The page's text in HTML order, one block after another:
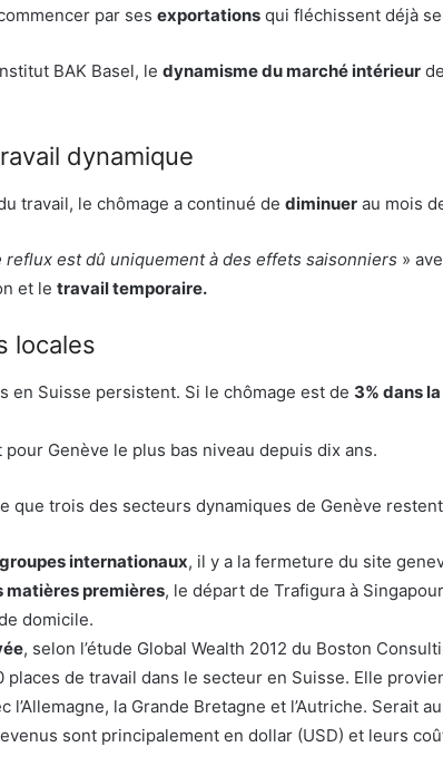
par ses exportations qui fléchissent déjà
BAK Basel, le dynamisme du marché intérieur
dynamique
travail, le chômage a continué de diminuer au mois
reflux est dû uniquement à des effets saisonniers »
et le travail temporaire.
locales
en Suisse persistent. Si le chômage est de 3% dans
pour Genève le plus bas niveau depuis dix ans.
que trois des secteurs dynamiques de Genève
groupes internationaux, il y a la fermeture du site
matières premières, le départ de Trafigura à
domicile.
, selon l’étude Global Wealth 2012 du Boston
places de travail dans le secteur en Suisse. Elle
l’Allemagne, la Grande Bretagne et l’Autriche. Serait
sont principalement en dollar (USD) et leurs